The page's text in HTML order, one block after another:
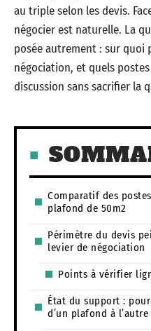
au triple selon les devis.
négocier est naturelle. La
posée autrement : sur quoi
négociation, et quels
discussion sans sacrifier la
Comparatif des
plafond de 50m2
Périmètre du devis
levier de négociation
Points à vérifier
État du support :
d’un plafond à l’autre